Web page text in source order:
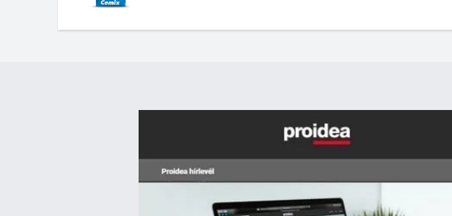
erkélyeken, teraszokon) valamint cement- és műgyanta